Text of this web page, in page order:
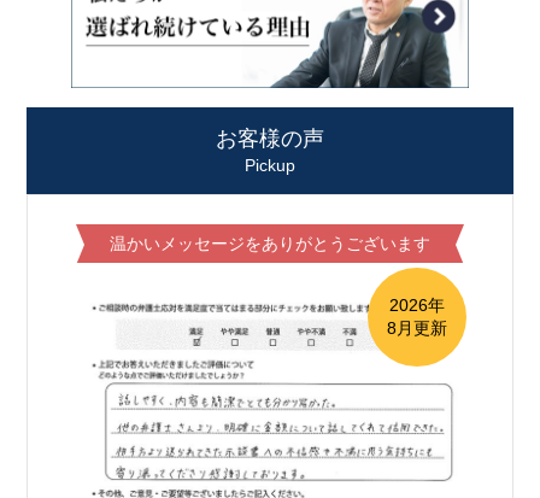
お客様の声
Pickup
温かいメッセージをありがとうございます
2026年
8月更新